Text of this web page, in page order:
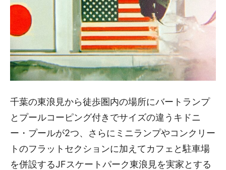
千葉の東浪見から徒歩圏内の場所にバートランプ
とプールコーピング付きでサイズの違うキドニ
ー・プールが2つ、さらにミニランプやコンクリー
トのフラットセクションに加えてカフェと駐車場
を併設するJFスケートパーク東浪見を実家とする